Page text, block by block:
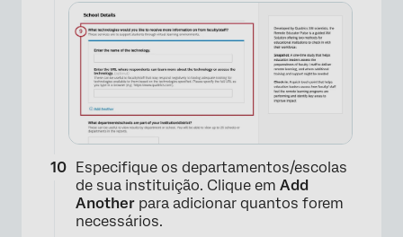
Especifique os departamentos/escolas
de sua instituição. Clique em Add
Another para adicionar quantos forem
necessários.